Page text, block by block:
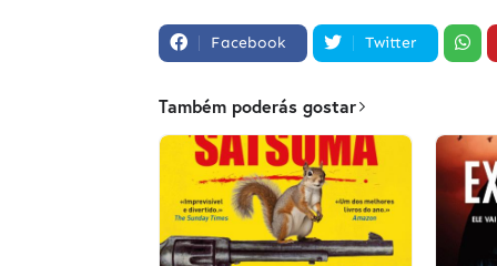
Facebook Twitter
Também poderás gostar